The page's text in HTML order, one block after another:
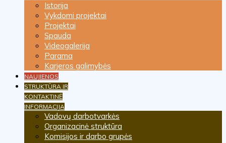
Istorija
Vykdomi projektai
Projektai
Spauda
Videogalerija
Parama
Karjeros galimybės
NAUJIENOS
STRUKTŪRA IR
KONTAKTINĖ
INFORMACIJA
Vadovų darbotvarkės
Organizacinė struktūra
Komisijos ir darbo grupės